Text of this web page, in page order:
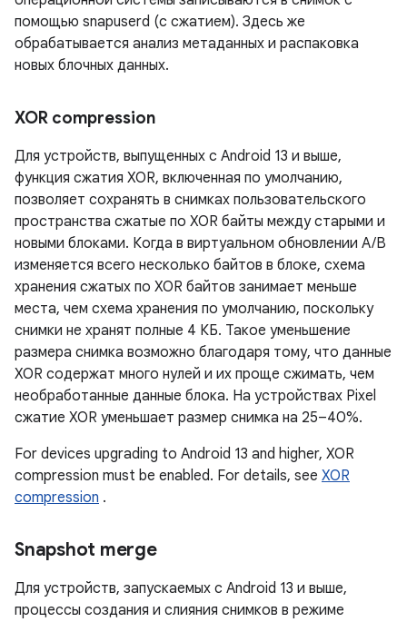
помощью snapuserd (с сжатием). Здесь же
обрабатывается анализ метаданных и распаковка
новых блочных данных.
XOR compression
Для устройств, выпущенных с Android 13 и выше,
функция сжатия XOR, включенная по умолчанию,
позволяет сохранять в снимках пользовательского
пространства сжатые по XOR байты между старыми и
новыми блоками. Когда в виртуальном обновлении A/B
изменяется всего несколько байтов в блоке, схема
хранения сжатых по XOR байтов занимает меньше
места, чем схема хранения по умолчанию, поскольку
снимки не хранят полные 4 КБ. Такое уменьшение
размера снимка возможно благодаря тому, что данные
XOR содержат много нулей и их проще сжимать, чем
необработанные данные блока. На устройствах Pixel
сжатие XOR уменьшает размер снимка на 25–40%.
For devices upgrading to Android 13 and higher, XOR
compression must be enabled. For details, see XOR
compression .
Snapshot merge
Для устройств, запускаемых с Android 13 и выше,
процессы создания и слияния снимков в режиме